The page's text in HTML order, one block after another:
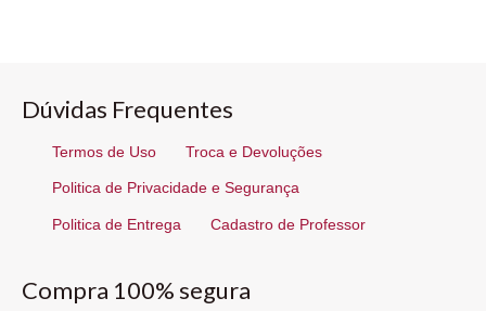
Dúvidas Frequentes
Termos de Uso Troca e Devoluções
Politica de Privacidade e Segurança
Politica de Entrega Cadastro de Professor
Compra 100% segura